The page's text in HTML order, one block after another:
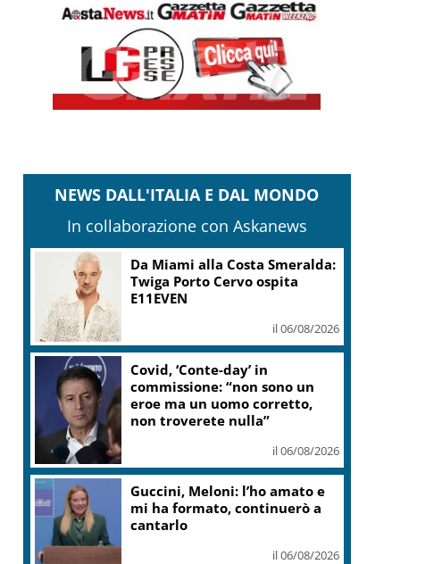
NEWS DALL'ITALIA E DAL MONDO
In collaborazione con Askanews
Da Miami alla Costa Smeralda:
Twiga Porto Cervo ospita
E11EVEN
il 06/08/2026
Covid, ‘Conte-day’ in
commissione: “non sono un
eroe ma un uomo corretto,
non troverete nulla”
il 06/08/2026
Guccini, Meloni: l’ho amato e
mi ha formato, continuerò a
cantarlo
il 06/08/2026